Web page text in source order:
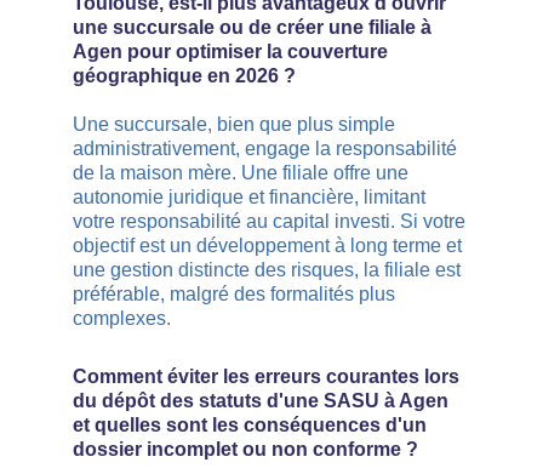
une succursale ou de créer une filiale à
Agen pour optimiser la couverture
géographique en 2026 ?
Une succursale, bien que plus simple
administrativement, engage la responsabilité
de la maison mère. Une filiale offre une
autonomie juridique et financière, limitant
votre responsabilité au capital investi. Si votre
objectif est un développement à long terme et
une gestion distincte des risques, la filiale est
préférable, malgré des formalités plus
complexes.
Comment éviter les erreurs courantes lors
du dépôt des statuts d'une SASU à Agen
et quelles sont les conséquences d'un
dossier incomplet ou non conforme ?